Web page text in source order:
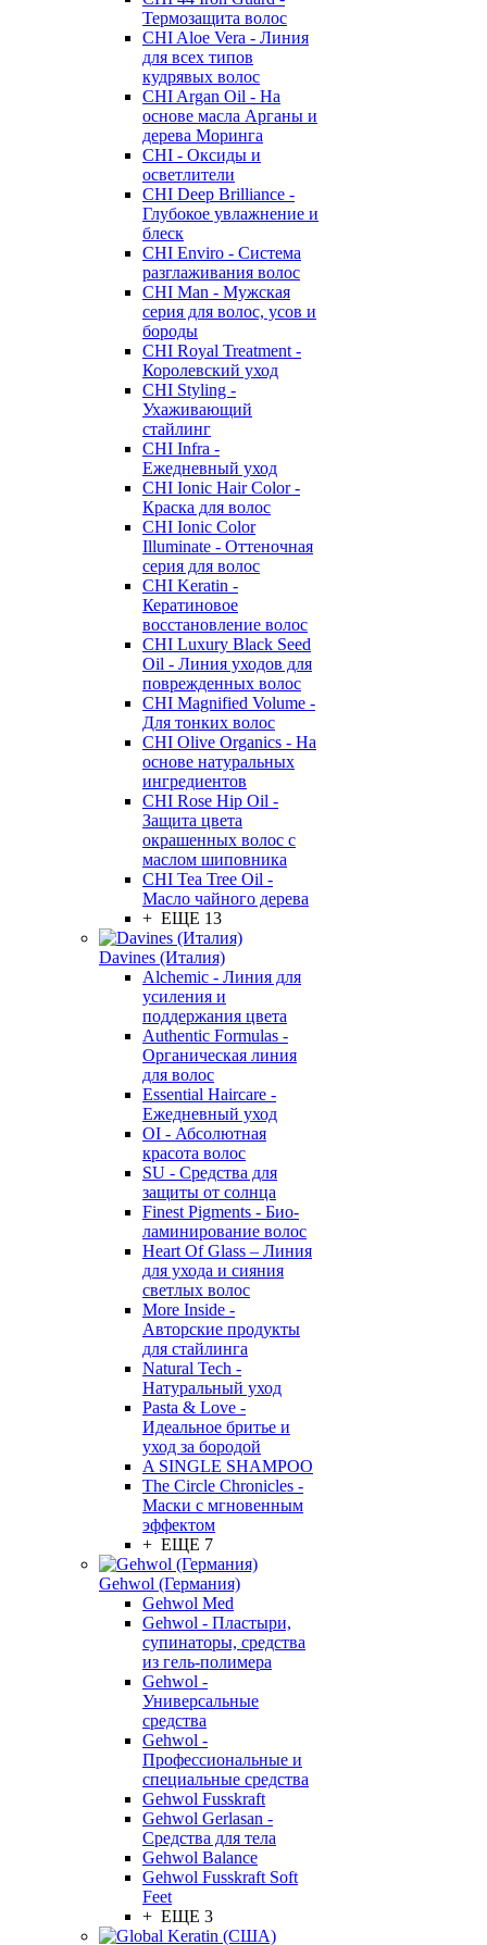
Термозащита волос
CHI Aloe Vera - Линия
для всех типов
кудрявых волос
CHI Argan Oil - На
основе масла Арганы и
дерева Моринга
CHI - Оксиды и
осветлители
CHI Deep Brilliance -
Глубокое увлажнение и
блеск
CHI Enviro - Система
разглаживания волос
CHI Man - Мужская
серия для волос, усов и
бороды
CHI Royal Treatment -
Королевский уход
CHI Styling -
Ухаживающий
стайлинг
CHI Infra -
Ежедневный уход
CHI Ionic Hair Color -
Краска для волос
CHI Ionic Color
Illuminate - Оттеночная
серия для волос
CHI Keratin -
Кератиновое
восстановление волос
CHI Luxury Black Seed
Oil - Линия уходов для
поврежденных волос
CHI Magnified Volume -
Для тонких волос
CHI Olive Organics - На
основе натуральных
ингредиентов
CHI Rose Hip Oil -
Защита цвета
окрашенных волос с
маслом шиповника
CHI Tea Tree Oil -
Масло чайного дерева
+ ЕЩЕ 13
Davines (Италия)
Alchemic - Линия для
усиления и
поддержания цвета
Authentic Formulas -
Органическая линия
для волос
Essential Haircare -
Eжедневный уход
OI - Абсолютная
красота волос
SU - Средства для
защиты от солнца
Finest Pigments - Био-
ламинирование волос
Heart Of Glass – Линия
для ухода и сияния
светлых волос
More Inside -
Авторские продукты
для стайлинга
Natural Tech -
Натуральный уход
Pasta & Love -
Идеальное бритье и
уход за бородой
A SINGLE SHAMPOO
The Circle Chronicles -
Маски с мгновенным
эффектом
+ ЕЩЕ 7
Gehwol (Германия)
Gehwol Med
Gehwol - Пластыри,
супинаторы, средства
из гель-полимера
Gehwol -
Универсальные
средства
Gehwol -
Профессиональные и
специальные средства
Gehwol Fusskraft
Gehwol Gerlasan -
Средства для тела
Gehwol Balance
Gehwol Fusskraft Soft
Feet
+ ЕЩЕ 3